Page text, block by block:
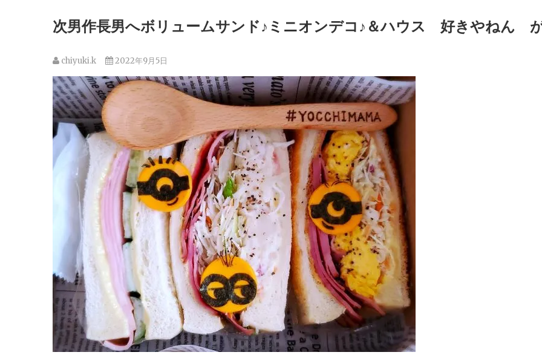
次男作長男へボリュームサンド♪ミニオンデコ♪＆ハウス 好きやねん
chiyuki.k 2022年9月5日